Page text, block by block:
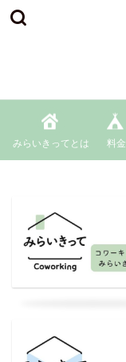
みらいきってとは 料金